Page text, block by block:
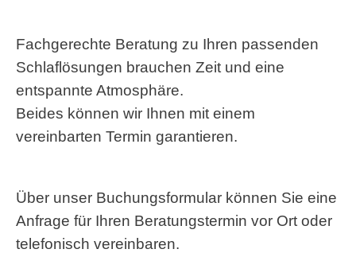
Fachgerechte Beratung zu Ihren passenden
Schlaflösungen brauchen Zeit und eine
entspannte Atmosphäre.
Beides können wir Ihnen mit einem
vereinbarten Termin garantieren.
Über unser Buchungsformular können Sie eine
Anfrage für Ihren Beratungstermin vor Ort oder
telefonisch vereinbaren.